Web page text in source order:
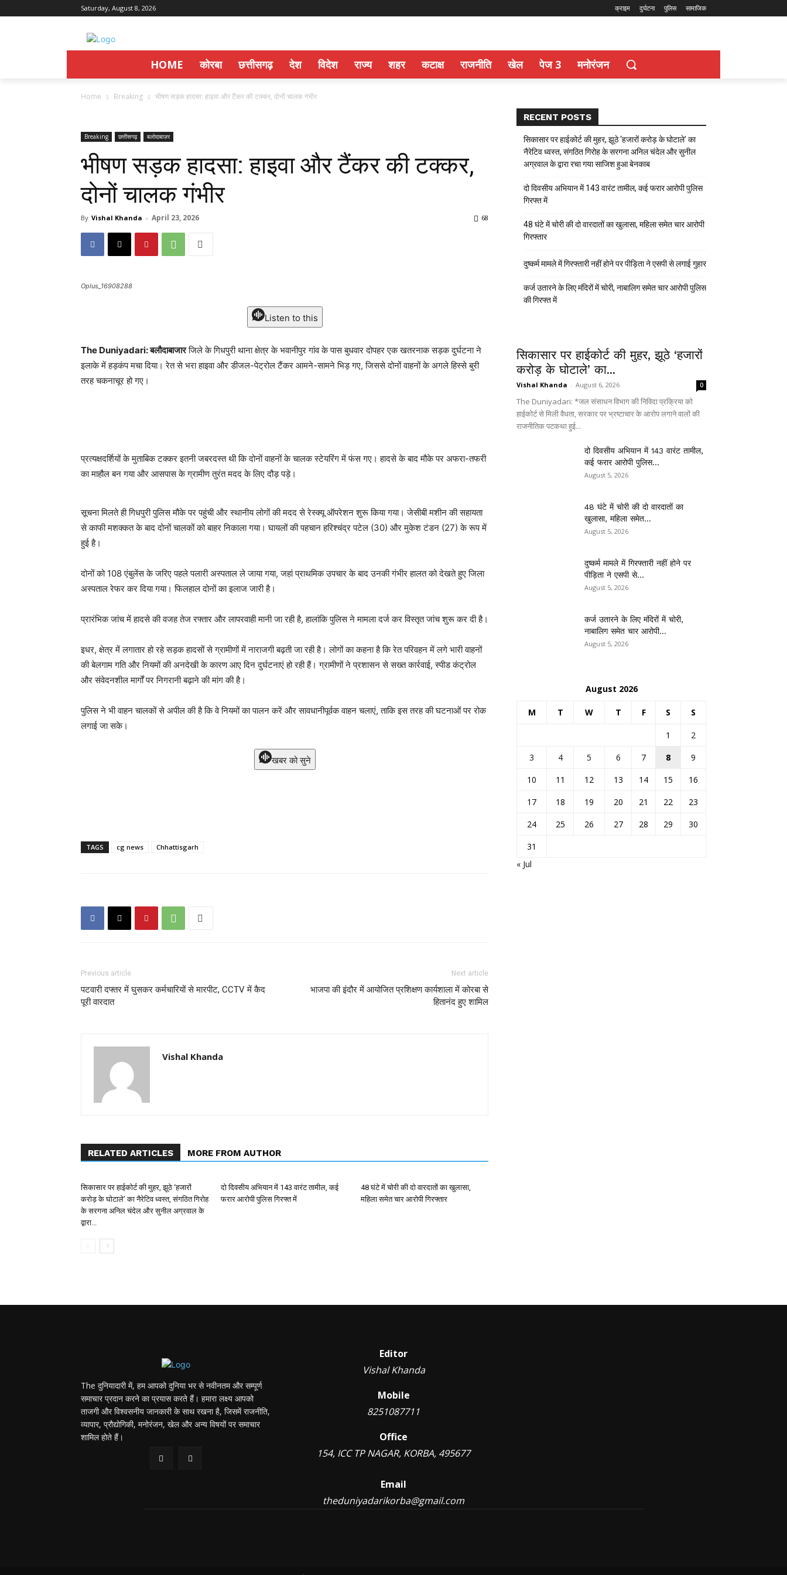
Saturday, August 8, 2026 क्राइम दुर्घटना पुलिस सामाजिक
HOME कोरबा छत्तीसगढ़ देश विदेश राज्य शहर कटाक्ष राजनीति खेल पेज 3 मनोरंजन
Home Breaking भीषण सड़क हादसा: हाइवा और टैंकर की टक्कर, दोनों चालक गंभीर
Breaking छत्तीसगढ़ बलोदाबाज़र
भीषण सड़क हादसा: हाइवा और टैंकर की टक्कर,
दोनों चालक गंभीर
By Vishal Khanda - April 23, 2026 68
Oplus_16908288
Listen to this
The Duniyadari: बलौदाबाजारजिले के गिधपुरी थाना क्षेत्र के भवानीपुर गांव के पास बुधवार दोपहर एक खतरनाक सड़क दुर्घटना ने
इलाके में हड़कंप मचा दिया। रेत से भरा हाइवा और डीजल-पेट्रोल टैंकर आमने-सामने भिड़ गए, जिससे दोनों वाहनों के अगले हिस्से बुरी
तरह चकनाचूर हो गए।
प्रत्यक्षदर्शियों के मुताबिक टक्कर इतनी जबरदस्त थी कि दोनों वाहनों के चालक स्टेयरिंग में फंस गए। हादसे के बाद मौके पर अफरा-तफरी
का माहौल बन गया और आसपास के ग्रामीण तुरंत मदद के लिए दौड़ पड़े।
सूचना मिलते ही गिधपुरी पुलिस मौके पर पहुंची और स्थानीय लोगों की मदद से रेस्क्यू ऑपरेशन शुरू किया गया। जेसीबी मशीन की सहायता
से काफी मशक्कत के बाद दोनों चालकों को बाहर निकाला गया। घायलों की पहचान हरिश्चंद्र पटेल (30) और मुकेश टंडन (27) के रूप में
हुई है।
दोनों को 108 एंबुलेंस के जरिए पहले पलारी अस्पताल ले जाया गया, जहां प्राथमिक उपचार के बाद उनकी गंभीर हालत को देखते हुए जिला
अस्पताल रेफर कर दिया गया। फिलहाल दोनों का इलाज जारी है।
प्रारंभिक जांच में हादसे की वजह तेज रफ्तार और लापरवाही मानी जा रही है, हालांकि पुलिस ने मामला दर्ज कर विस्तृत जांच शुरू कर दी है।
इधर, क्षेत्र में लगातार हो रहे सड़क हादसों से ग्रामीणों में नाराजगी बढ़ती जा रही है। लोगों का कहना है कि रेत परिवहन में लगे भारी वाहनों
की बेलगाम गति और नियमों की अनदेखी के कारण आए दिन दुर्घटनाएं हो रही हैं। ग्रामीणों ने प्रशासन से सख्त कार्रवाई, स्पीड कंट्रोल
और संवेदनशील मार्गों पर निगरानी बढ़ाने की मांग की है।
पुलिस ने भी वाहन चालकों से अपील की है कि वे नियमों का पालन करें और सावधानीपूर्वक वाहन चलाएं, ताकि इस तरह की घटनाओं पर रोक
लगाई जा सके।
खबर को सुने
TAGS cg news Chhattisgarh
Previous article
पटवारी दफ्तर में घुसकर कर्मचारियों से मारपीट, CCTV में कैद
पूरी वारदात
Next article
भाजपा की इंदौर में आयोजित प्रशिक्षण कार्यशाला में कोरबा से
हितानंद हुए शामिल
Vishal Khanda
RELATED ARTICLES MORE FROM AUTHOR
सिकासार पर हाईकोर्ट की मुहर, झूठे ‘हजारों
करोड़ के घोटाले’ का नैरेटिव ध्वस्त, संगठित गिरोह
के सरगना अनिल चंदेल और सुनील अग्रवाल के
द्वारा...
दो दिवसीय अभियान में 143 वारंट तामील, कई
फरार आरोपी पुलिस गिरफ्त में
48 घंटे में चोरी की दो वारदातों का खुलासा,
महिला समेत चार आरोपी गिरफ्तार
RECENT POSTS
सिकासार पर हाईकोर्ट की मुहर, झूठे ‘हजारों करोड़ के घोटाले’ का
नैरेटिव ध्वस्त, संगठित गिरोह के सरगना अनिल चंदेल और सुनील
अग्रवाल के द्वारा रचा गया साजिश हुआ बेनकाब
दो दिवसीय अभियान में 143 वारंट तामील, कई फरार आरोपी पुलिस
गिरफ्त में
48 घंटे में चोरी की दो वारदातों का खुलासा, महिला समेत चार आरोपी
गिरफ्तार
दुष्कर्म मामले में गिरफ्तारी नहीं होने पर पीड़िता ने एसपी से लगाई गुहार
कर्ज उतारने के लिए मंदिरों में चोरी, नाबालिग समेत चार आरोपी पुलिस
की गिरफ्त में
सिकासार पर हाईकोर्ट की मुहर, झूठे ‘हजारों
करोड़ के घोटाले’ का...
Vishal Khanda - August 6, 2026 0
The Duniyadari: *जल संसाधन विभाग की निविदा प्रक्रिया को
हाईकोर्ट से मिली वैधता, सरकार पर भ्रष्टाचार के आरोप लगाने वालों की
राजनीतिक पटकथा हुई...
दो दिवसीय अभियान में 143 वारंट तामील,
कई फरार आरोपी पुलिस...
August 5, 2026
48 घंटे में चोरी की दो वारदातों का
खुलासा, महिला समेत...
August 5, 2026
दुष्कर्म मामले में गिरफ्तारी नहीं होने पर
पीड़िता ने एसपी से...
August 5, 2026
कर्ज उतारने के लिए मंदिरों में चोरी,
नाबालिग समेत चार आरोपी...
August 5, 2026
August 2026
M T W T F S S
1
2
3
4 5 6 7 8
9
10
11 12 13 14 15
16
17
18 19 20 21 22
23
24
25 26 27 28 29
30
31
« Jul
The दुनियादारी में, हम आपको दुनिया भर से नवीनतम और सम्पूर्ण
समाचार प्रदान करने का प्रयास करते हैं। हमारा लक्ष्य आपको
ताजगी और विश्वसनीय जानकारी के साथ रखना है, जिसमें राजनीति,
व्यापार, प्रौद्योगिकी, मनोरंजन, खेल और अन्य विषयों पर समाचार
शामिल होते हैं।
Editor
Vishal Khanda
Mobile
8251087711
Office
154, ICC TP NAGAR, KORBA, 495677
Email
theduniyadarikorba@gmail.com